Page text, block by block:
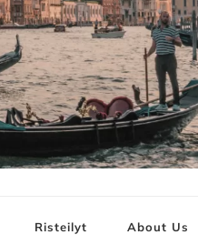
Risteilyt About Us